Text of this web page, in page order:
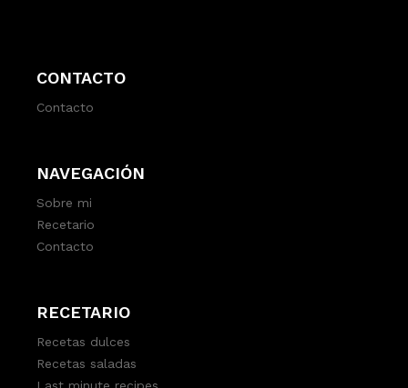
CONTACTO
Contacto
NAVEGACIÓN
Sobre mi
Recetario
Contacto
RECETARIO
Recetas dulces
Recetas saladas